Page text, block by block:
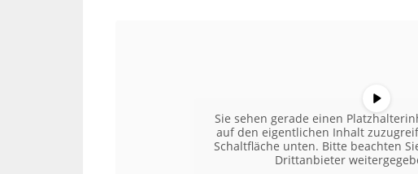
Sie sehen gerade einen
auf den eigentlichen Inhalt
Schaltfläche unten. Bitte beachten
Drittanbieter